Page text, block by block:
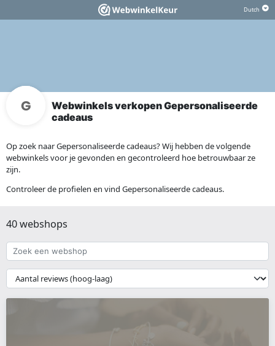
Webwinkels verkopen Gepersonaliseerde
cadeaus
Op zoek naar Gepersonaliseerde cadeaus? Wij hebben de volgende
webwinkels voor je gevonden en gecontroleerd hoe betrouwbaar ze
zijn.
Controleer de profielen en vind Gepersonaliseerde cadeaus.
40 webshops
Zoek
een
webshop
{{
__('Sort')
}}